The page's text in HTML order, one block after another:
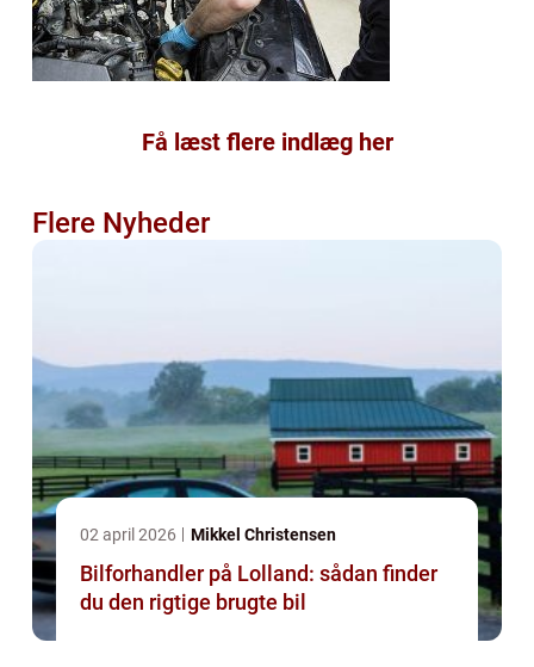
Få læst flere indlæg her
Flere Nyheder
02 april 2026 Mikkel Christensen
Bilforhandler på Lolland: sådan finder
du den rigtige brugte bil